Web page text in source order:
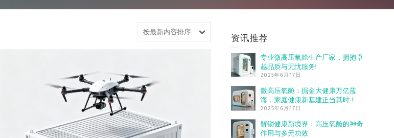
按最新内容排序
资讯推荐
专业微高压氧舱生产厂家，拥抱卓
越品质与无忧服务!
2025年6月17日
微高压氧舱：掘金大健康万亿蓝
海，家庭健康新基建正当其时！
2025年6月17日
解锁健康新境界：高压氧舱的神奇
作用与多元功效